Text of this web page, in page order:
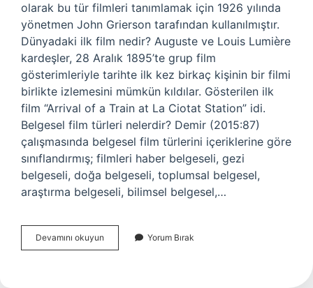
olarak bu tür filmleri tanımlamak için 1926 yılında
yönetmen John Grierson tarafından kullanılmıştır.
Dünyadaki ilk film nedir? Auguste ve Louis Lumière
kardeşler, 28 Aralık 1895’te grup film
gösterimleriyle tarihte ilk kez birkaç kişinin bir filmi
birlikte izlemesini mümkün kıldılar. Gösterilen ilk
film “Arrival of a Train at La Ciotat Station” idi.
Belgesel film türleri nelerdir? Demir (2015:87)
çalışmasında belgesel film türlerini içeriklerine göre
sınıflandırmış; filmleri haber belgeseli, gezi
belgeseli, doğa belgeseli, toplumsal belgesel,
araştırma belgeseli, bilimsel belgesel,…
Devamını okuyun
Belgesel
Yorum Bırak